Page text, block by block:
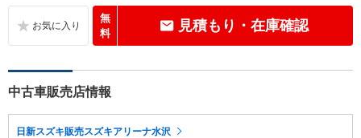
無
料
見積もり・在庫確認
中古車販売店情報
日新スズキ販売スズキアリーナ水沢